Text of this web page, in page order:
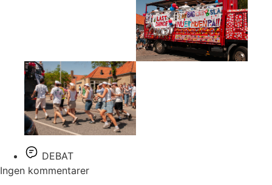
DEBAT
Ingen kommentarer